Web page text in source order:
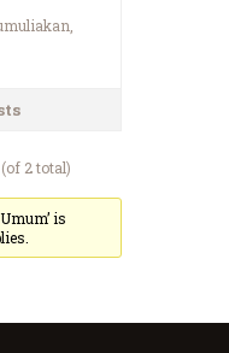
2 total)
is